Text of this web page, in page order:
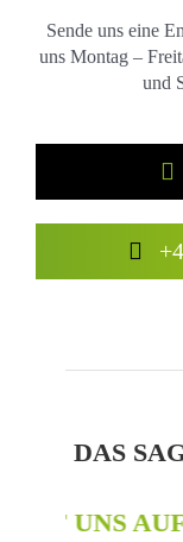
Sende uns eine
uns Montag –
und
DAS
UNS AUF